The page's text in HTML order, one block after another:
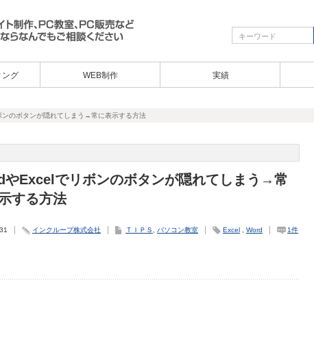
ング WEB制作 実績
ンのボタンが隠れてしまう→常に表示する方法
やExcelでリボンのボタンが隠れてしまう→常
する方法
インクループ株式会社 ＴＩＰＳ パソコン教室 Excel Word 1件